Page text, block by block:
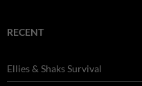
RECENT
Ellies & Shaks Survival